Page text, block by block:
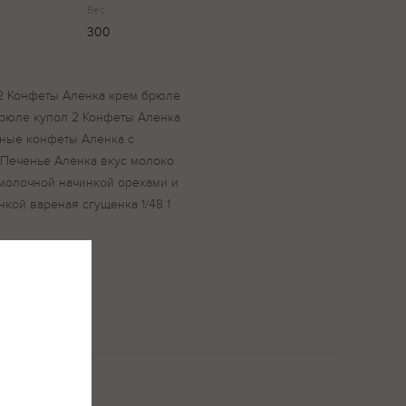
Вес
300
Конфеты Аленка крем брюле
купол 2 Конфеты Аленка
конфеты Аленка с
Аленка вкус молоко
начинкой орехами и
вареная сгущенка 1/48 1